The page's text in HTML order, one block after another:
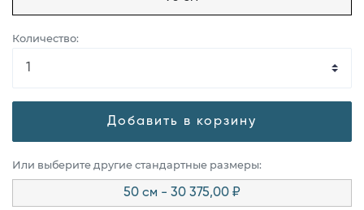
Количество:
Добавить в корзину
Или выберите другие стандартные размеры:
50 см - 30 375,00 ₽